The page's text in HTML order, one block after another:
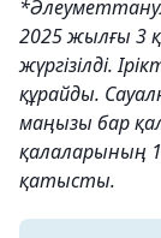
2025 жылғы 3
жүргізілді.
құрайды.
маңызы бар
қалаларының
қатысты.